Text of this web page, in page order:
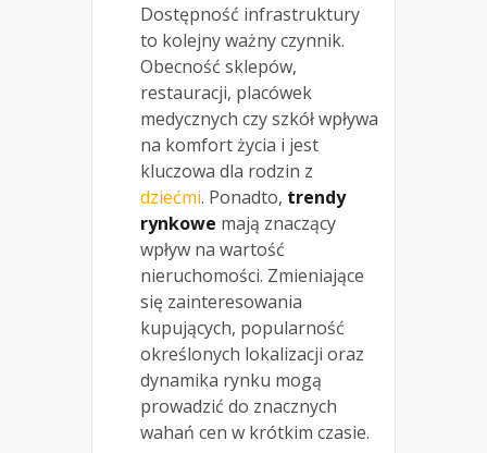
Dostępność infrastruktury
to kolejny ważny czynnik.
Obecność sklepów,
restauracji, placówek
medycznych czy szkół wpływa
na komfort życia i jest
kluczowa dla rodzin z
dziećmi. Ponadto, trendy
rynkowe mają znaczący
wpływ na wartość
nieruchomości. Zmieniające
się zainteresowania
kupujących, popularność
określonych lokalizacji oraz
dynamika rynku mogą
prowadzić do znacznych
wahań cen w krótkim czasie.